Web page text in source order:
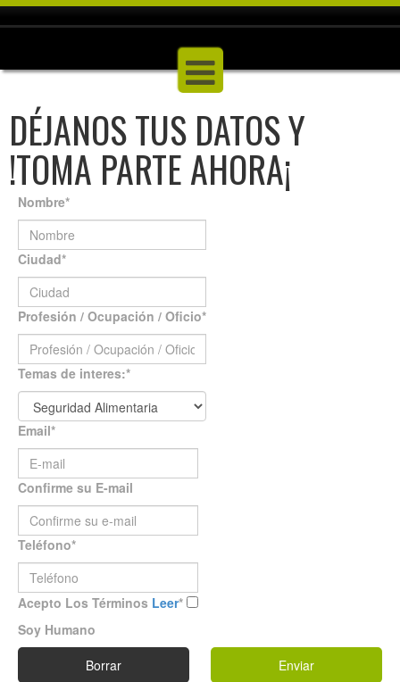
DÉJANOS TUS DATOS Y
!TOMA PARTE AHORA¡
Nombre*
Ciudad*
Profesión / Ocupación / Oficio*
Temas de interes:*
Email*
Confirme su E-mail
Teléfono*
Acepto Los Términos Leer*
Soy Humano
Borrar
Enviar